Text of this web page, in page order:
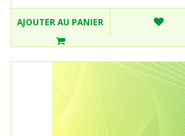
AJOUTER AU PANIER